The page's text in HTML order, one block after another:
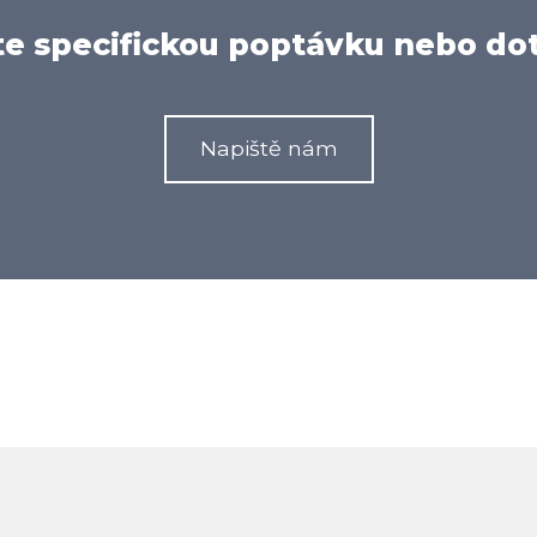
specifickou poptávku nebo
Napiště nám